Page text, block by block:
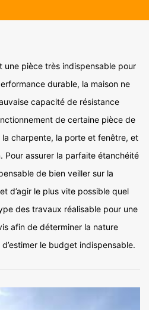
une pièce très indispensable pour
durable, la maison ne
capacité de résistance
de certaine pièce de
charpente, la porte et fenêtre, et
Pour assurer la parfaite étanchéité
de bien veiller sur la
d’agir le plus vite possible quel
des travaux réalisable pour une
afin de déterminer la nature
le budget indispensable.